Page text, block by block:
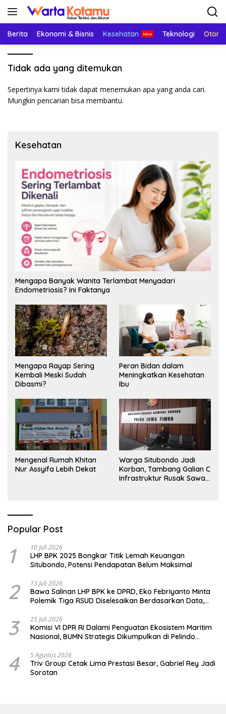
Langsung
Berita Ekonomi & Bisnis Kesehatan Teknologi
Tidak ada yang ditemukan
Sepertinya kami tidak dapat menemukan apa yang anda cari.
Mungkin pencarian bisa membantu.
Kesehatan
Mengapa Banyak Wanita Terlambat Menyadari
Endometriosis? Ini Faktanya
Mengapa Rayap Sering
Kembali Meski Sudah
Dibasmi?
Peran Bidan dalam
Meningkatkan Kesehatan
Ibu
Mengenal Rumah Khitan
Nur Assyifa Lebih Dekat
Warga Situbondo Jadi
Korban, Tambang Galian C
Infrastruktur Rusak Sawah
Popular Post
1 10 Juli 2026
LHP BPK 2025 Bongkar Titik Lemah Keuangan
Situbondo, Potensi Pendapatan Belum Maksimal
2 13 Juli 2026
Bawa Salinan LHP BPK ke DPRD, Eko Febriyanto Minta
Polemik Tiga RSUD Diselesaikan Berdasarkan Data,
3 25 Juli 2026
Komisi VI DPR RI Dalami Penguatan Ekosistem Maritim
Nasional, BUMN Strategis Dikumpulkan di Pelindo
4 5 Agustus 2026
Triv Group Cetak Lima Prestasi Besar, Gabriel Rey Jadi
Sorotan